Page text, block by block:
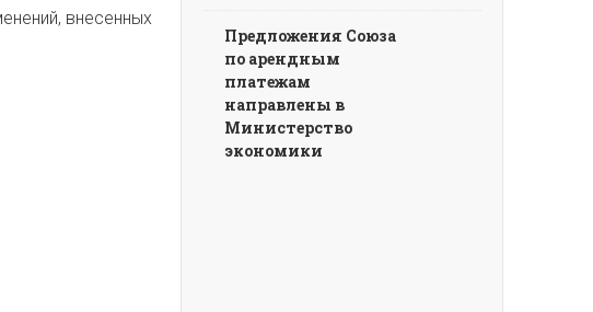
внесенных
Предложения Союза
по арендным
платежам
направлены в
Министерство
экономики